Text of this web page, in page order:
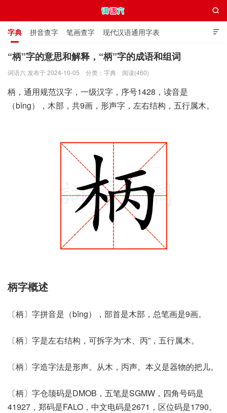

字典 拼音查字 笔画查字 现代汉语通用字表
通用规范汉字表 叠字大全 独体字大全 极简英语词典

“柄”字的意思和解释，“柄”字的成语和组词
词语六 发布于 2024-10-05 分类： 字典 阅读(460)
柄，通用规范汉字，一级汉字，序号1428，读音是
（bǐng），木部，共9画，形声字，左右结构，五行属木。
柄字概述
〔柄〕字拼音是（bǐng），部首是木部，总笔画是9画。
〔柄〕字是左右结构，可拆字为“木、丙”，五行属木。
〔柄〕字造字法是形声。从木，丙声。本义是器物的把儿。
〔柄〕字仓颉码是DMOB，五笔是SGMW，四角号码是
41927，郑码是FALO，中文电码是2671，区位码是1790。